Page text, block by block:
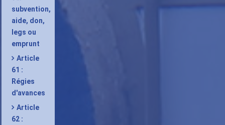
subvention,
aide, don,
legs ou
emprunt
Article
61 :
Régies
d'avances
Article
62 :